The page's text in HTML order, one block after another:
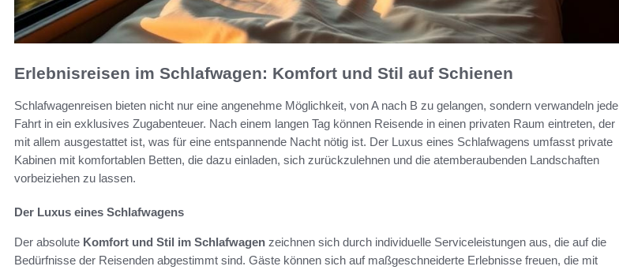
Erlebnisreisen im Schlafwagen: Komfort und Stil auf Schienen
Schlafwagenreisen bieten nicht nur eine angenehme Möglichkeit, von A nach B zu gelangen, sondern verwandeln jede
Fahrt in ein exklusives Zugabenteuer. Nach einem langen Tag können Reisende in einen privaten Raum eintreten, der
mit allem ausgestattet ist, was für eine entspannende Nacht nötig ist. Der Luxus eines Schlafwagens umfasst private
Kabinen mit komfortablen Betten, die dazu einladen, sich zurückzulehnen und die atemberaubenden Landschaften
vorbeiziehen zu lassen.
Der Luxus eines Schlafwagens
Der absolute Komfort und Stil im Schlafwagen zeichnen sich durch individuelle Serviceleistungen aus, die auf die
Bedürfnisse der Reisenden abgestimmt sind. Gäste können sich auf maßgeschneiderte Erlebnisse freuen, die mit